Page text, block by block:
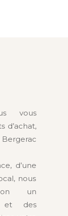
vous
d’achat,
Bergerac
d’une
nous
un
et des